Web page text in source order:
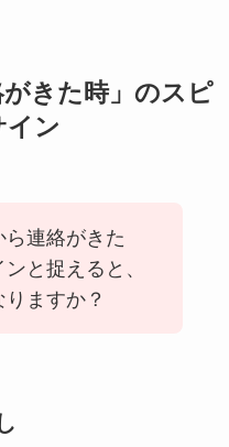
がきた時」のスピ
イン
ら連絡がきた
と捉えると、
ますか？